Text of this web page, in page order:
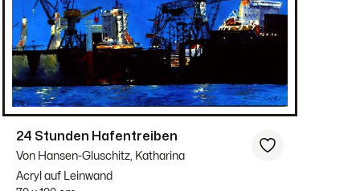
24 Stunden Hafentreiben
Von Hansen-Gluschitz, Katharina
Acryl auf Leinwand